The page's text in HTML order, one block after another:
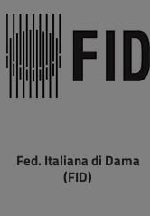
Fed. Italiana di Dama
(FID)